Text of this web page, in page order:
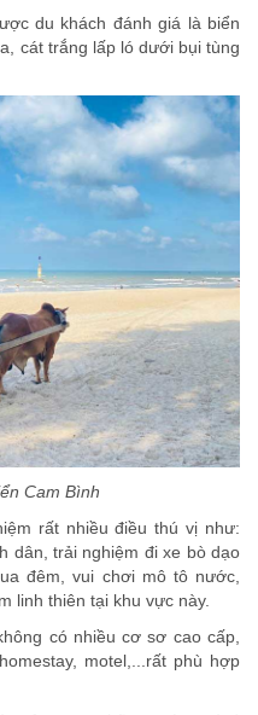
du khách đánh giá là biển
cát trắng lấp ló dưới bụi tùng
Cam Bình
rất nhiều điều thú vị như:
dân, trải nghiệm đi xe bò dạo
đêm, vui chơi mô tô nước,
linh thiên tại khu vực này.
có nhiều cơ sơ cao cấp,
motel,...rất phù hợp